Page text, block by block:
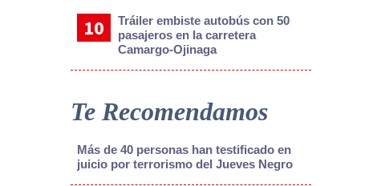
Tráiler embiste autobús con 50
pasajeros en la carretera
Camargo-Ojinaga
Te Recomendamos
Más de 40 personas han testificado en
juicio por terrorismo del Jueves Negro